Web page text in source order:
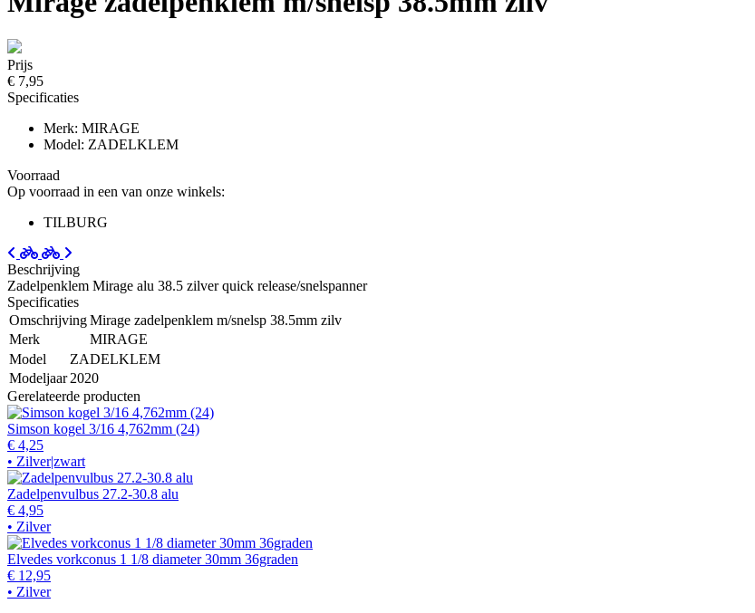
Prijs
€ 7,95
Specificaties
Merk: MIRAGE
Model: ZADELKLEM
Voorraad
Op voorraad in een van onze winkels:
TILBURG
Beschrijving
Zadelpenklem Mirage alu 38.5 zilver quick release/snelspanner
Specificaties
OmschrijvingMirage zadelpenklem m/snelsp 38.5mm zilv
Merk
MIRAGE
Model
ZADELKLEM
Modeljaar 2020
Gerelateerde producten
Simson kogel 3/16 4,762mm (24)
€ 4,25
• Zilver|zwart
Zadelpenvulbus 27.2-30.8 alu
€ 4,95
• Zilver
Elvedes vorkconus 1 1/8 diameter 30mm 36graden
€ 12,95
• Zilver